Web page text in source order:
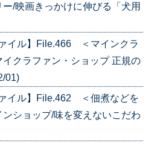
/映画きっかけに伸びる「犬用
イル】File.466 ＜マインクラ
クラファン・ショップ 正規の
01)
イル】File.462 ＜佃煮などを
ショップ/味を変えないこだわ